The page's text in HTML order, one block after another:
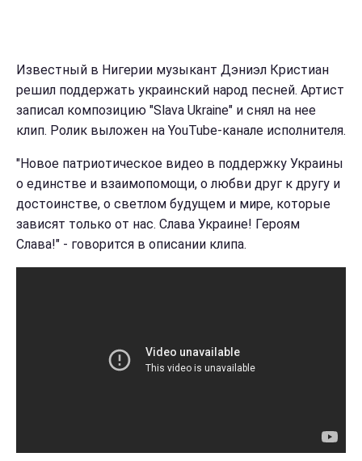
Известный в Нигерии музыкант Дэниэл Кристиан
решил поддержать украинский народ песней. Артист
записал композицию "Slava Ukraine" и снял на нее
клип. Ролик выложен на YouTube-канале исполнителя.
"Новое патриотическое видео в поддержку Украины
о единстве и взаимопомощи, о любви друг к другу и
достоинстве, о светлом будущем и мире, которые
зависят только от нас. Слава Украине! Героям
Слава!" - говорится в описании клипа.